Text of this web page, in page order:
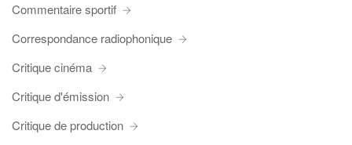
Commentaire sportif
Correspondance radiophonique
Critique cinéma
Critique d'émission
Critique de production